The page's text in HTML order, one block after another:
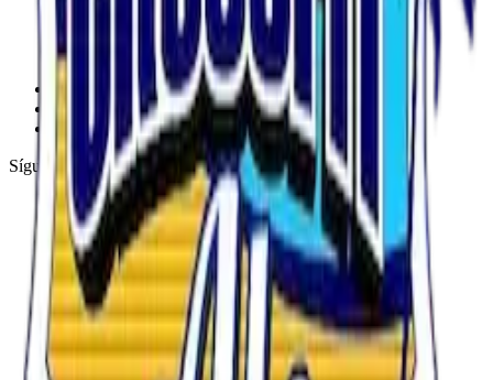
Powerlifting Alicante
Community Workout
ENTRENAMIENTO PERSONAL
horarios
preguntas frecuentes
contacto
Síguenos